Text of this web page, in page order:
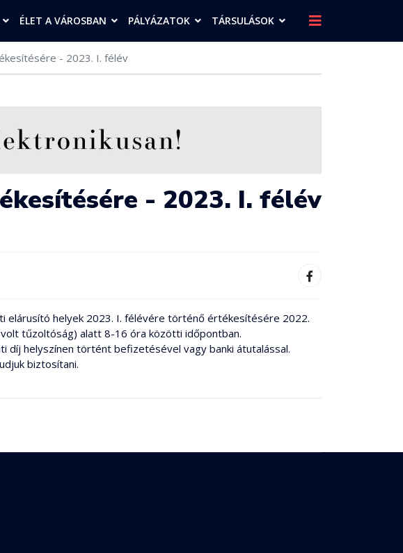
ÉLET A VÁROSBAN PÁLYÁZATOK TÁRSULÁSOK
- 2023. I. félév
- 2023. I. félév
elárusító helyek 2023. I. félévére történő értékesítésére 2022.
tűzoltóság) alatt 8-16 óra közötti időpontban.
díj helyszínen történt befizetésével vagy banki átutalással.
biztosítani.